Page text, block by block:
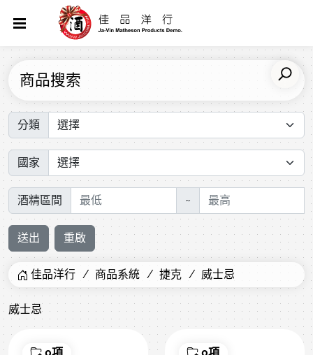
商品搜索
分類
國家
酒精區間 ~
送出 重啟
佳品洋行 商品系統 捷克 威士忌
威士忌